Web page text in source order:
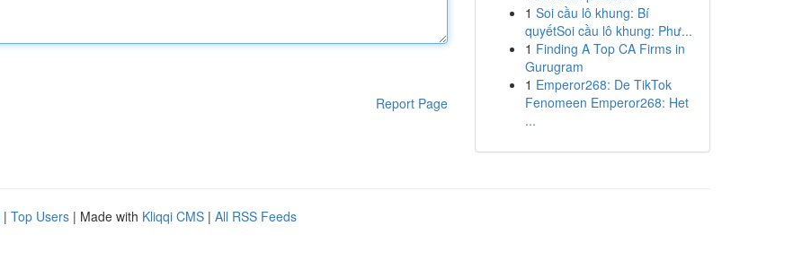
Report Page
1 Soi cầu lô khung: Bí
quyếtSoi cầu lô khung: Phư...
1 Finding A Top CA Firms in
Gurugram
1 Emperor268: De TikTok
Fenomeen Emperor268: Het
...
| Top Users | Made with Kliqqi CMS | All RSS Feeds